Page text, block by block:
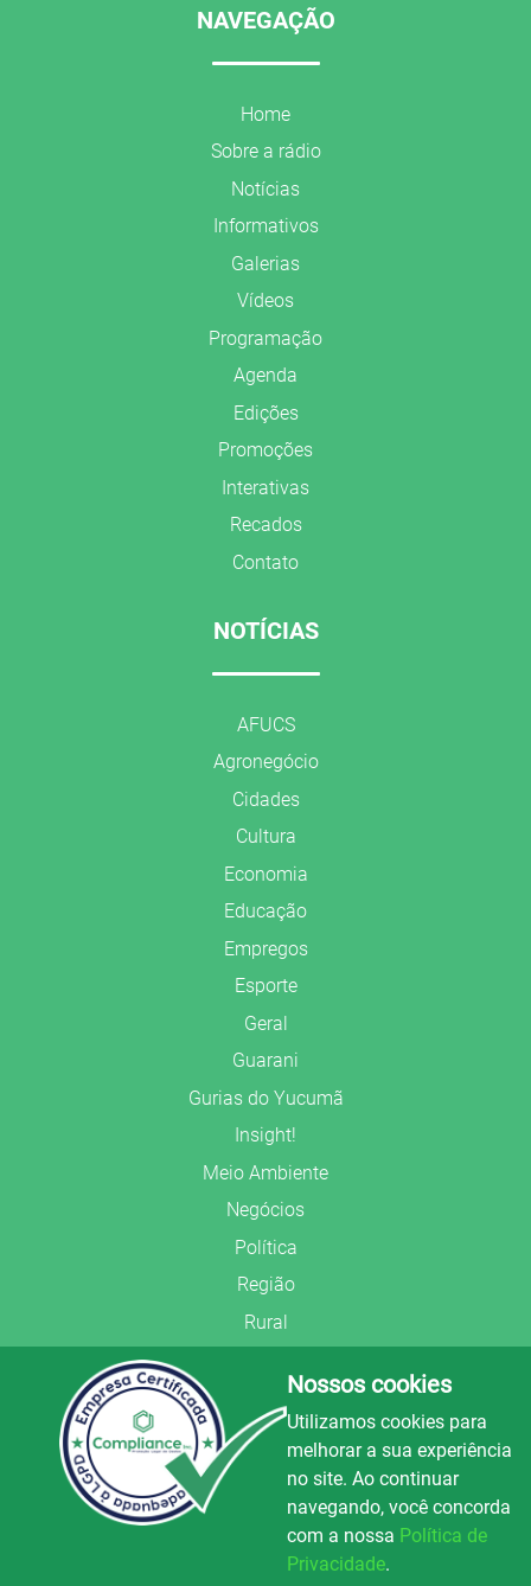
NAVEGAÇÃO
Home
Sobre a rádio
Notícias
Informativos
Galerias
Vídeos
Programação
Agenda
Edições
Promoções
Interativas
Recados
Contato
NOTÍCIAS
AFUCS
Agronegócio
Cidades
Cultura
Economia
Educação
Empregos
Esporte
Geral
Guarani
Gurias do Yucumã
Insight!
Meio Ambiente
Negócios
Política
Região
Rural
Segurança Pública
União Frederiquense
© Copyright 2022.LA+.
Nossos cookies
Utilizamos cookies para
melhorar a sua experiência
no site. Ao continuar
navegando, você concorda
com a nossa Política de
Privacidade.